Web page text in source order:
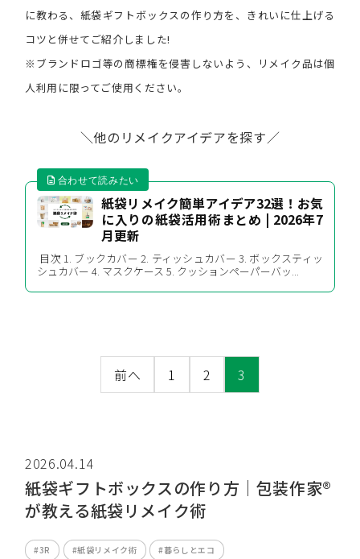
に教わる、紙袋ギフトボックスの作り方を、きれいに仕上げる
コツと併せてご紹介しました!
※ブランドロゴ等の商標権を侵害しないよう、リメイク品は個
人利用に限ってご使用ください。
＼他のリメイクアイデアを探す／
紙袋リメイク簡単アイデア32選！お気
に入りの紙袋活用術まとめ | 2026年7
月更新
目次 1. ブックカバー 2. ティッシュカバー 3. ボックスティッ
シュカバー 4. マスクケース 5. クッションペーパーバッ...
前へ 1 2 3
2026.04.14
紙袋ギフトボックスの作り方｜包装作家®︎
が教える紙袋リメイク術
#3R #紙袋リメイク術 #暮らしとエコ